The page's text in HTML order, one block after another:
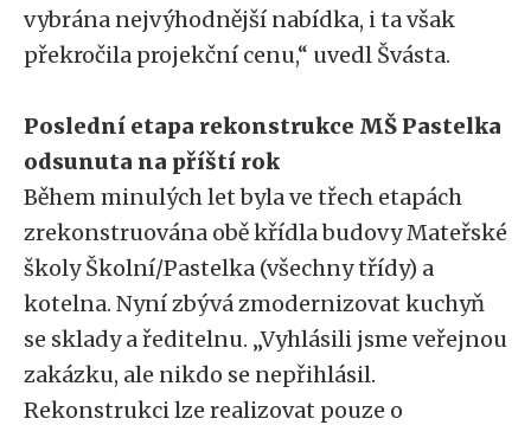
vybrána nejvýhodnější nabídka, i ta však
překročila projekční cenu,“ uvedl Švásta.
Poslední etapa rekonstrukce MŠ Pastelka
odsunuta na příští rok
Během minulých let byla ve třech etapách
zrekonstruována obě křídla budovy Mateřské
školy Školní/Pastelka (všechny třídy) a
kotelna. Nyní zbývá zmodernizovat kuchyň
se sklady a ředitelnu. „Vyhlásili jsme veřejnou
zakázku, ale nikdo se nepřihlásil.
Rekonstrukci lze realizovat pouze o